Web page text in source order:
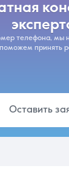
телефона, мы
поможем принять
Оставить